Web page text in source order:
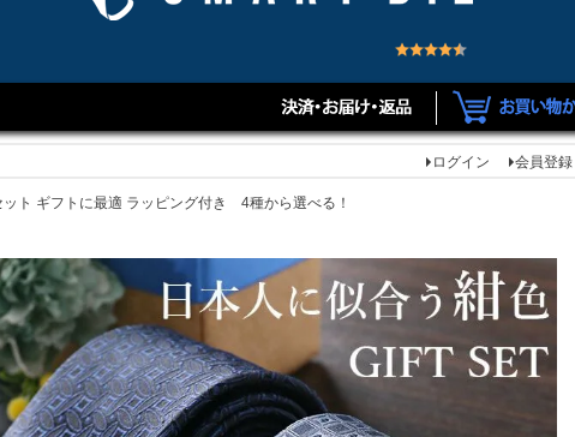
ログイン 会員登録
ット ギフトに最適 ラッピング付き 4種から選べる！